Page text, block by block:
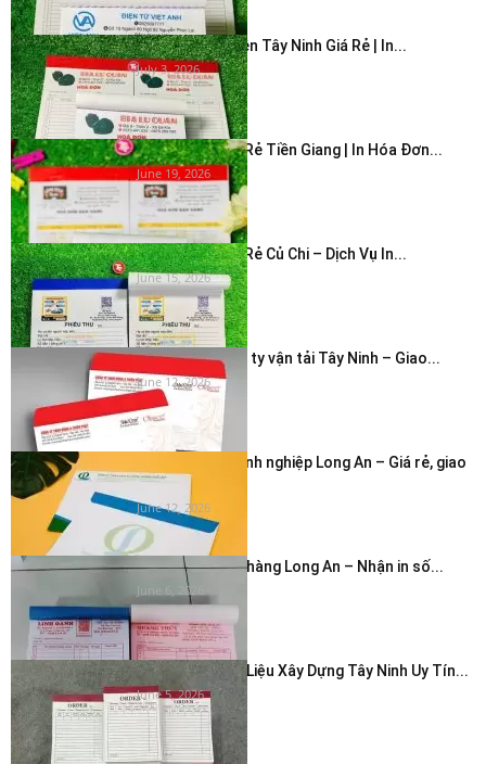
In Hóa Đơn 2 Liên Tây Ninh Giá Rẻ | In...
July 3, 2026
In Hóa Đơn Giá Rẻ Tiền Giang | In Hóa Đơn...
June 19, 2026
In Hóa Đơn Giá Rẻ Củ Chi – Dịch Vụ In...
June 15, 2026
In bao thư công ty vận tải Tây Ninh – Giao...
June 12, 2026
In phong bì doanh nghiệp Long An – Giá rẻ, giao
nhanh...
June 12, 2026
In hóa đơn cửa hàng Long An – Nhận in số...
June 6, 2026
In Hóa Đơn Vật Liệu Xây Dựng Tây Ninh Uy Tín...
June 5, 2026